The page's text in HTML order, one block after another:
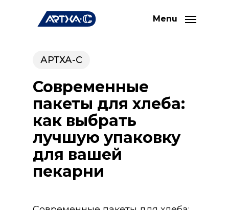
Menu
АРТХА-С
Современные
пакеты для хлеба:
как выбрать
лучшую упаковку
для вашей
пекарни